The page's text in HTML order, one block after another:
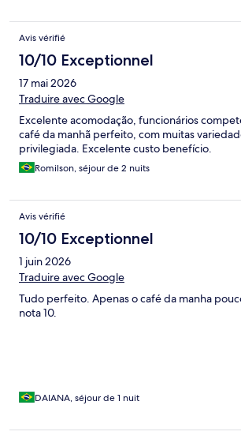
Avis vérifié
10/10 Exceptionnel
17 mai 2026
Traduire avec Google
Excelente acomodação, funcionários
café da manhã perfeito, com muitas
privilegiada. Excelente custo benefício.
Romilson, séjour de 2 nuits
Avis vérifié
10/10 Exceptionnel
1 juin 2026
Traduire avec Google
Tudo perfeito. Apenas o café da manha
nota 10.
DAIANA, séjour de 1 nuit